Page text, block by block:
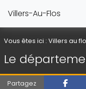
Villers-Au-Flos
Vous êtes ici : Villers au
Le
Partagez